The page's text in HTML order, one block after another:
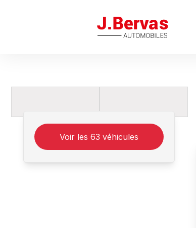
J.Bervas
Voir les 63 véhicules